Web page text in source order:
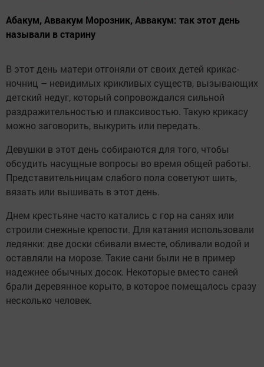
Абакум, Аввакум Морозник, Аввакум: так этот день
называли в старину
В этот день матери отгоняли от своих детей крикас-
ночниц – невидимых крикливых существ, вызывающих
детский недуг, который сопровождался сильной
раздражительностью и плаксивостью. Такую крикасу
можно заговорить, выкурить или передать.
Девушки в этот день собираются для того, чтобы
обсудить насущные вопросы во время общей работы.
Представительницам слабого пола советуют шить,
вязать или вышивать в этот день.
Днем крестьяне часто катались с гор на санях или
строили снежные крепости. Для катания использовали
ледянки: две доски сбивали вместе, обливали водой и
оставляли на морозе. Такие сани были не в пример
надежнее обычных досок. Некоторые вместо саней
брали деревянное корыто, в которое помещалось сразу
несколько человек.